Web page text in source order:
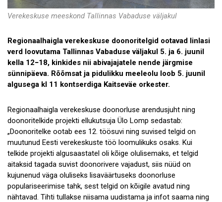
Verekeskuse meeskond Tallinnas Vabaduse väljakul
Regionaalhaigla verekeskuse doonoritelgid ootavad linlasi
verd loovutama Tallinnas Vabaduse väljakul 5. ja 6. juunil
kella 12−18, kinkides nii abivajajatele nende järgmise
sünnipäeva. Rõõmsat ja pidulikku meeleolu loob 5. juunil
algusega kl 11 kontserdiga Kaitseväe orkester.
Regionaalhaigla verekeskuse doonorluse arendusjuht ning
doonoritelkide projekti ellukutsuja Ülo Lomp sedastab:
„Doonoritelke ootab ees 12. töösuvi ning suvised telgid on
muutunud Eesti verekeskuste töö loomulikuks osaks. Kui
telkide projekti algusaastatel oli kõige olulisemaks, et telgid
aitaksid tagada suvist doonorivere vajadust, siis nüüd on
kujunenud väga oluliseks lisaväärtuseks doonorluse
populariseerimise tahk, sest telgid on kõigile avatud ning
nähtavad. Tihti tullakse niisama uudistama ja infot saama ning